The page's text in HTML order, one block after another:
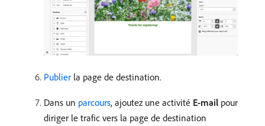
Publier la page de destination.
Dans un parcours, ajoutez une activité E-mail pour
diriger le trafic vers la page de destination